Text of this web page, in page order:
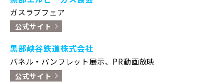
ガスラブフェア
公式サイト
黒部峡谷鉄道株式会社
パネル・パンフレット展示、PR動画放映
公式サイト